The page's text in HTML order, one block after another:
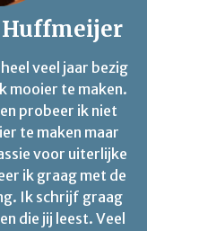
veel jaar bezig
mooier te maken.
probeer ik niet
te maken maar
voor uiterlijke
ik graag met de
Ik schrijf graag
die jij leest. Veel